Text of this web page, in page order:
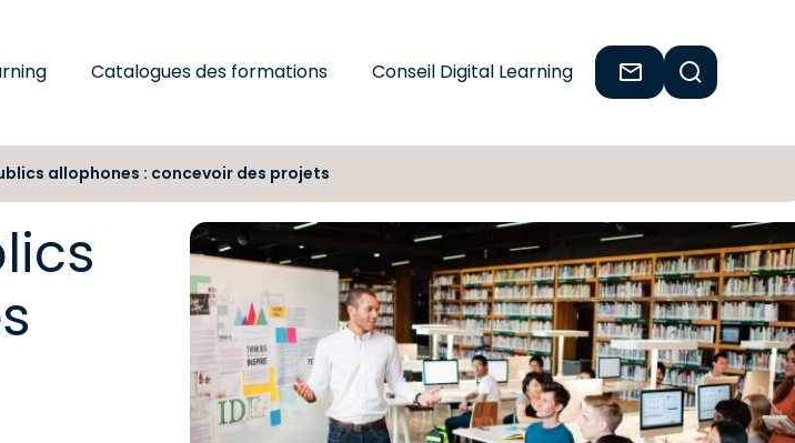
Catalogues des formations Conseil Digital Learning
allophones : concevoir des projets